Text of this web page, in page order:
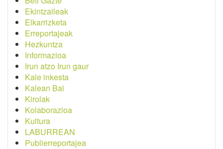
Ekintzaileak
Elkarrizketa
Erreportajeak
Hezkuntza
Informazioa
Irun atzo Irun gaur
Kale inkesta
Kalean Bai
Kirolak
Kolaborazioa
Kultura
LABURREAN
Publierreportajea